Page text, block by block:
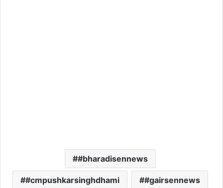
#bharadisennews
#cmpushkarsinghdhami #gairsennews